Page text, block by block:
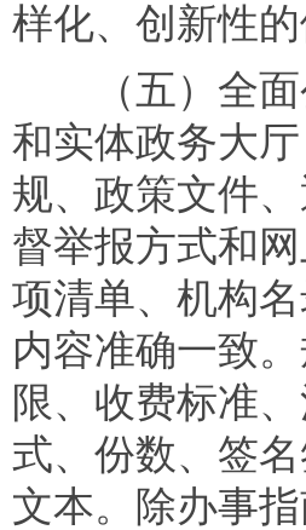
样化、创新性的
（五）全面
和实体政务大
规、政策文件
督举报方式和
项清单、机构
内容准确一致
限、收费标准
式、份数、签
文本。除办事